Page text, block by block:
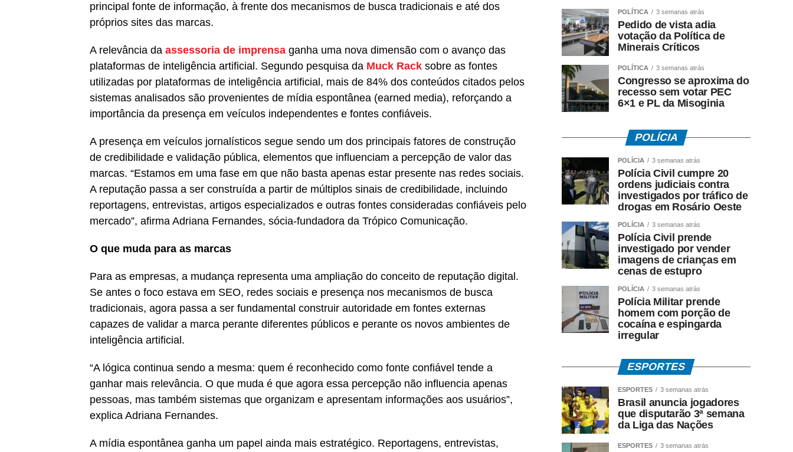
principal fonte de informação, à frente dos mecanismos de busca tradicionais e até dos
próprios sites das marcas.
A relevância da assessoria de imprensa ganha uma nova dimensão com o avanço das
plataformas de inteligência artificial. Segundo pesquisa da Muck Rack sobre as fontes
utilizadas por plataformas de inteligência artificial, mais de 84% dos conteúdos citados pelos
sistemas analisados são provenientes de mídia espontânea (earned media), reforçando a
importância da presença em veículos independentes e fontes confiáveis.
A presença em veículos jornalísticos segue sendo um dos principais fatores de construção
de credibilidade e validação pública, elementos que influenciam a percepção de valor das
marcas. “Estamos em uma fase em que não basta apenas estar presente nas redes sociais.
A reputação passa a ser construída a partir de múltiplos sinais de credibilidade, incluindo
reportagens, entrevistas, artigos especializados e outras fontes consideradas confiáveis pelo
mercado”, afirma Adriana Fernandes, sócia-fundadora da Trópico Comunicação.
O que muda para as marcas
Para as empresas, a mudança representa uma ampliação do conceito de reputação digital.
Se antes o foco estava em SEO, redes sociais e presença nos mecanismos de busca
tradicionais, agora passa a ser fundamental construir autoridade em fontes externas
capazes de validar a marca perante diferentes públicos e perante os novos ambientes de
inteligência artificial.
“A lógica continua sendo a mesma: quem é reconhecido como fonte confiável tende a
ganhar mais relevância. O que muda é que agora essa percepção não influencia apenas
pessoas, mas também sistemas que organizam e apresentam informações aos usuários”,
explica Adriana Fernandes.
A mídia espontânea ganha um papel ainda mais estratégico. Reportagens, entrevistas,
POLÍTICA 3 semanas atrás
Pedido de vista adia
votação da Política de
Minerais Críticos
POLÍTICA 3 semanas atrás
Congresso se aproxima do
recesso sem votar PEC
6×1 e PL da Misoginia
POLÍCIA
POLÍCIA 3 semanas atrás
Polícia Civil cumpre 20
ordens judiciais contra
investigados por tráfico de
drogas em Rosário Oeste
POLÍCIA 3 semanas atrás
Polícia Civil prende
investigado por vender
imagens de crianças em
cenas de estupro
POLÍCIA 3 semanas atrás
Polícia Militar prende
homem com porção de
cocaína e espingarda
irregular
ESPORTES
ESPORTES 3 semanas atrás
Brasil anuncia jogadores
que disputarão 3ª semana
da Liga das Nações
ESPORTES 3 semanas atrás